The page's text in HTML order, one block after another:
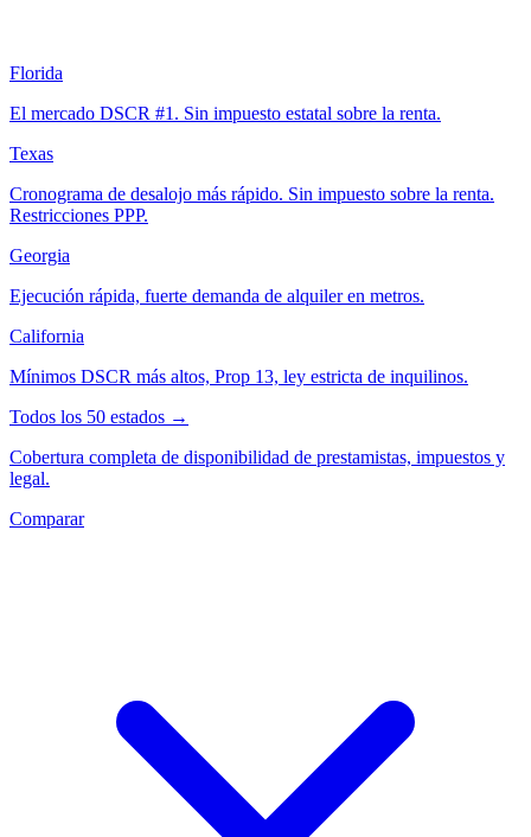
Florida
El mercado DSCR #1. Sin impuesto estatal sobre la renta.
Texas
Cronograma de desalojo más rápido. Sin impuesto sobre la renta.
Restricciones PPP.
Georgia
Ejecución rápida, fuerte demanda de alquiler en metros.
California
Mínimos DSCR más altos, Prop 13, ley estricta de inquilinos.
Todos los 50 estados →
Cobertura completa de disponibilidad de prestamistas, impuestos y
legal.
Comparar